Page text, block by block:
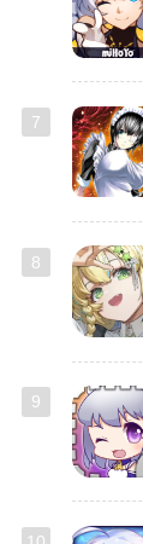
7
8
9